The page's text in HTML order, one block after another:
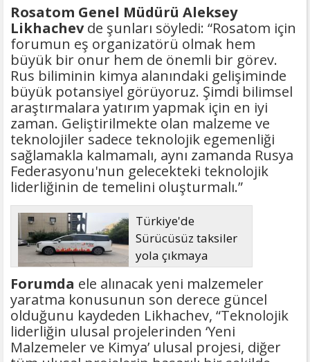
Rosatom Genel Müdürü Aleksey
Likhachevde şunları söyledi: “Rosatom için
forumun eş organizatörü olmak hem
büyük bir onur hem de önemli bir görev.
Rus biliminin kimya alanındaki gelişiminde
büyük potansiyel görüyoruz. Şimdi bilimsel
araştırmalara yatırım yapmak için en iyi
zaman. Geliştirilmekte olan malzeme ve
teknolojiler sadece teknolojik egemenliği
sağlamakla kalmamalı, aynı zamanda Rusya
Federasyonu'nun gelecekteki teknolojik
liderliğinin de temelini oluşturmalı.”
Türkiye'de
Sürücüsüz taksiler
yola çıkmaya
hazırlanıyor
Forumda ele alınacak yeni malzemeler
yaratma konusunun son derece güncel
olduğunu kaydeden Likhachev, “Teknolojik
liderliğin ulusal projelerinden ‘Yeni
Malzemeler ve Kimya’ ulusal projesi, diğer